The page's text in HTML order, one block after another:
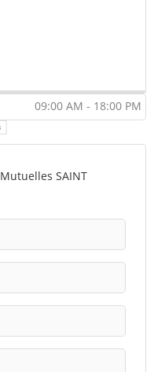
09:00 AM - 18:00 PM
SAINT